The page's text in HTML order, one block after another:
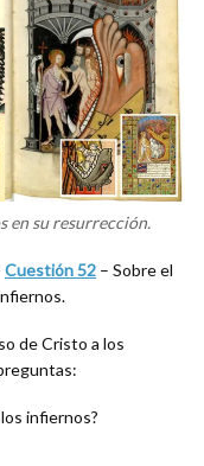
en su resurrección.
Cuestión 52 – Sobre el
de Cristo a los
infiernos?